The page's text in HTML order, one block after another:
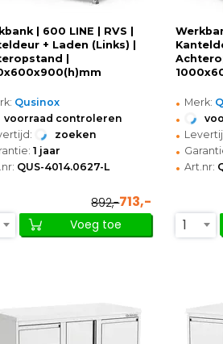
| 600 LINE | RVS |
+ Laden (Links) |
|
Qusinox
voorraad controleren
zoeken
1 jaar
QUS-4014.0627-L
892,-713,-
Voeg toe
• Merk:
•
•
•
• Art.nr:
1